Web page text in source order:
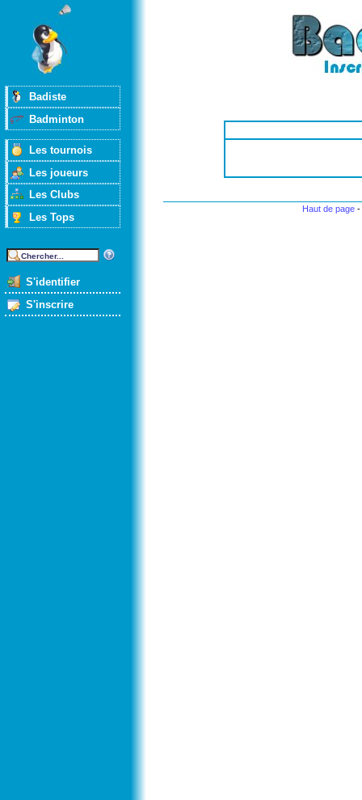
Badiste
Badminton
Les tournois
Les joueurs
Les Clubs
Les Tops
S'identifier
S'inscrire
Haut de page